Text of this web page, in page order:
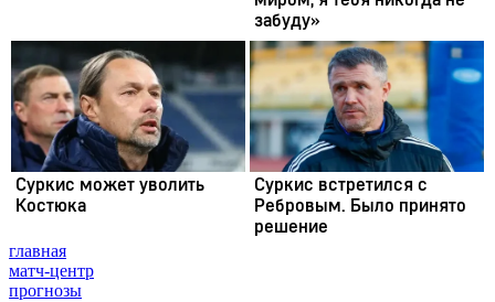
главная
матч-центр
прогнозы